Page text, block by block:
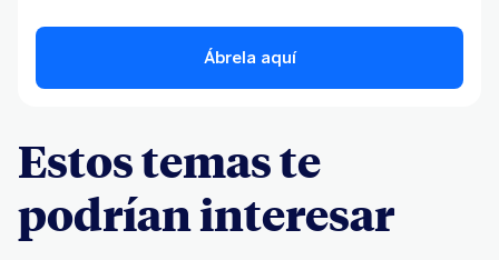
Ábrela aquí
Estos temas te
podrían interesar